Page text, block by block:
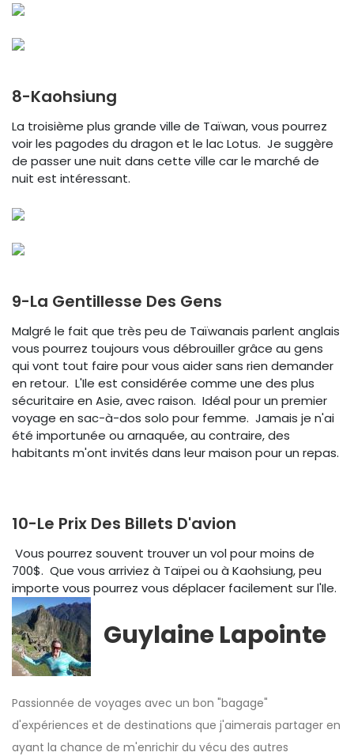
8-Kaohsiung
La troisième plus grande ville de Taïwan, vous pourrez
voir les pagodes du dragon et le lac Lotus. Je suggère
de passer une nuit dans cette ville car le marché de
nuit est intéressant.
9-La Gentillesse Des Gens
Malgré le fait que très peu de Taïwanais parlent anglais
vous pourrez toujours vous débrouiller grâce au gens
qui vont tout faire pour vous aider sans rien demander
en retour. L'Ile est considérée comme une des plus
sécuritaire en Asie, avec raison. Idéal pour un premier
voyage en sac-à-dos solo pour femme. Jamais je n'ai
été importunée ou arnaquée, au contraire, des
habitants m'ont invités dans leur maison pour un repas.
10-Le Prix Des Billets D'avion
Vous pourrez souvent trouver un vol pour moins de
700$. Que vous arriviez à Taïpei ou à Kaohsiung, peu
importe vous pourrez vous déplacer facilement sur l'Ile.
Guylaine Lapointe
Passionnée de voyages avec un bon "bagage"
d'expériences et de destinations que j'aimerais partager en
ayant la chance de m'enrichir du vécu des autres